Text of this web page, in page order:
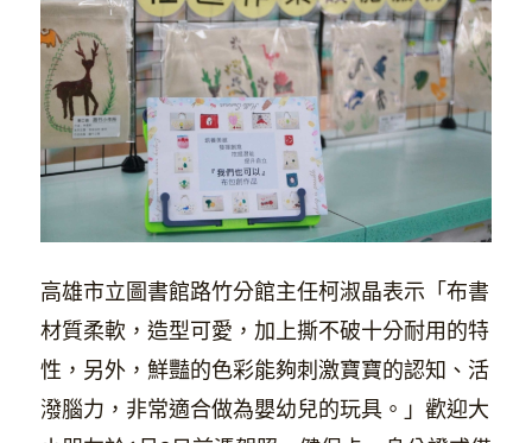
高雄市立圖書館路竹分館主任柯淑晶表示「布書
材質柔軟，造型可愛，加上撕不破十分耐用的特
性，另外，鮮豔的色彩能夠刺激寶寶的認知、活
潑腦力，非常適合做為嬰幼兒的玩具。」歡迎大